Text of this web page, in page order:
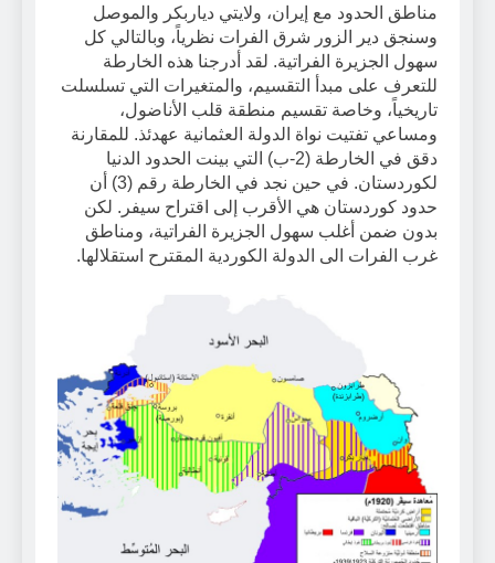
مناطق الحدود مع إيران، ولايتي دياربكر والموصل
وسنجق دير الزور شرق الفرات نظرياً، وبالتالي كل
سهول الجزيرة الفراتية. لقد أدرجنا هذه الخارطة
للتعرف على مبدأ التقسيم، والمتغيرات التي تسلسلت
تاريخياً، وخاصة تقسيم منطقة قلب الأناضول،
ومساعي تفتيت نواة الدولة العثمانية عهدئذ. للمقارنة
دقق في الخارطة (2-ب) التي بينت الحدود الدنيا
لكوردستان. في حين نجد في الخارطة رقم (3) أن
حدود كوردستان هي الأقرب إلى اقتراح سيفر. لكن
بدون ضمن أغلب سهول الجزيرة الفراتية، ومناطق
غرب الفرات الى الدولة الكوردية المقترح استقلالها.